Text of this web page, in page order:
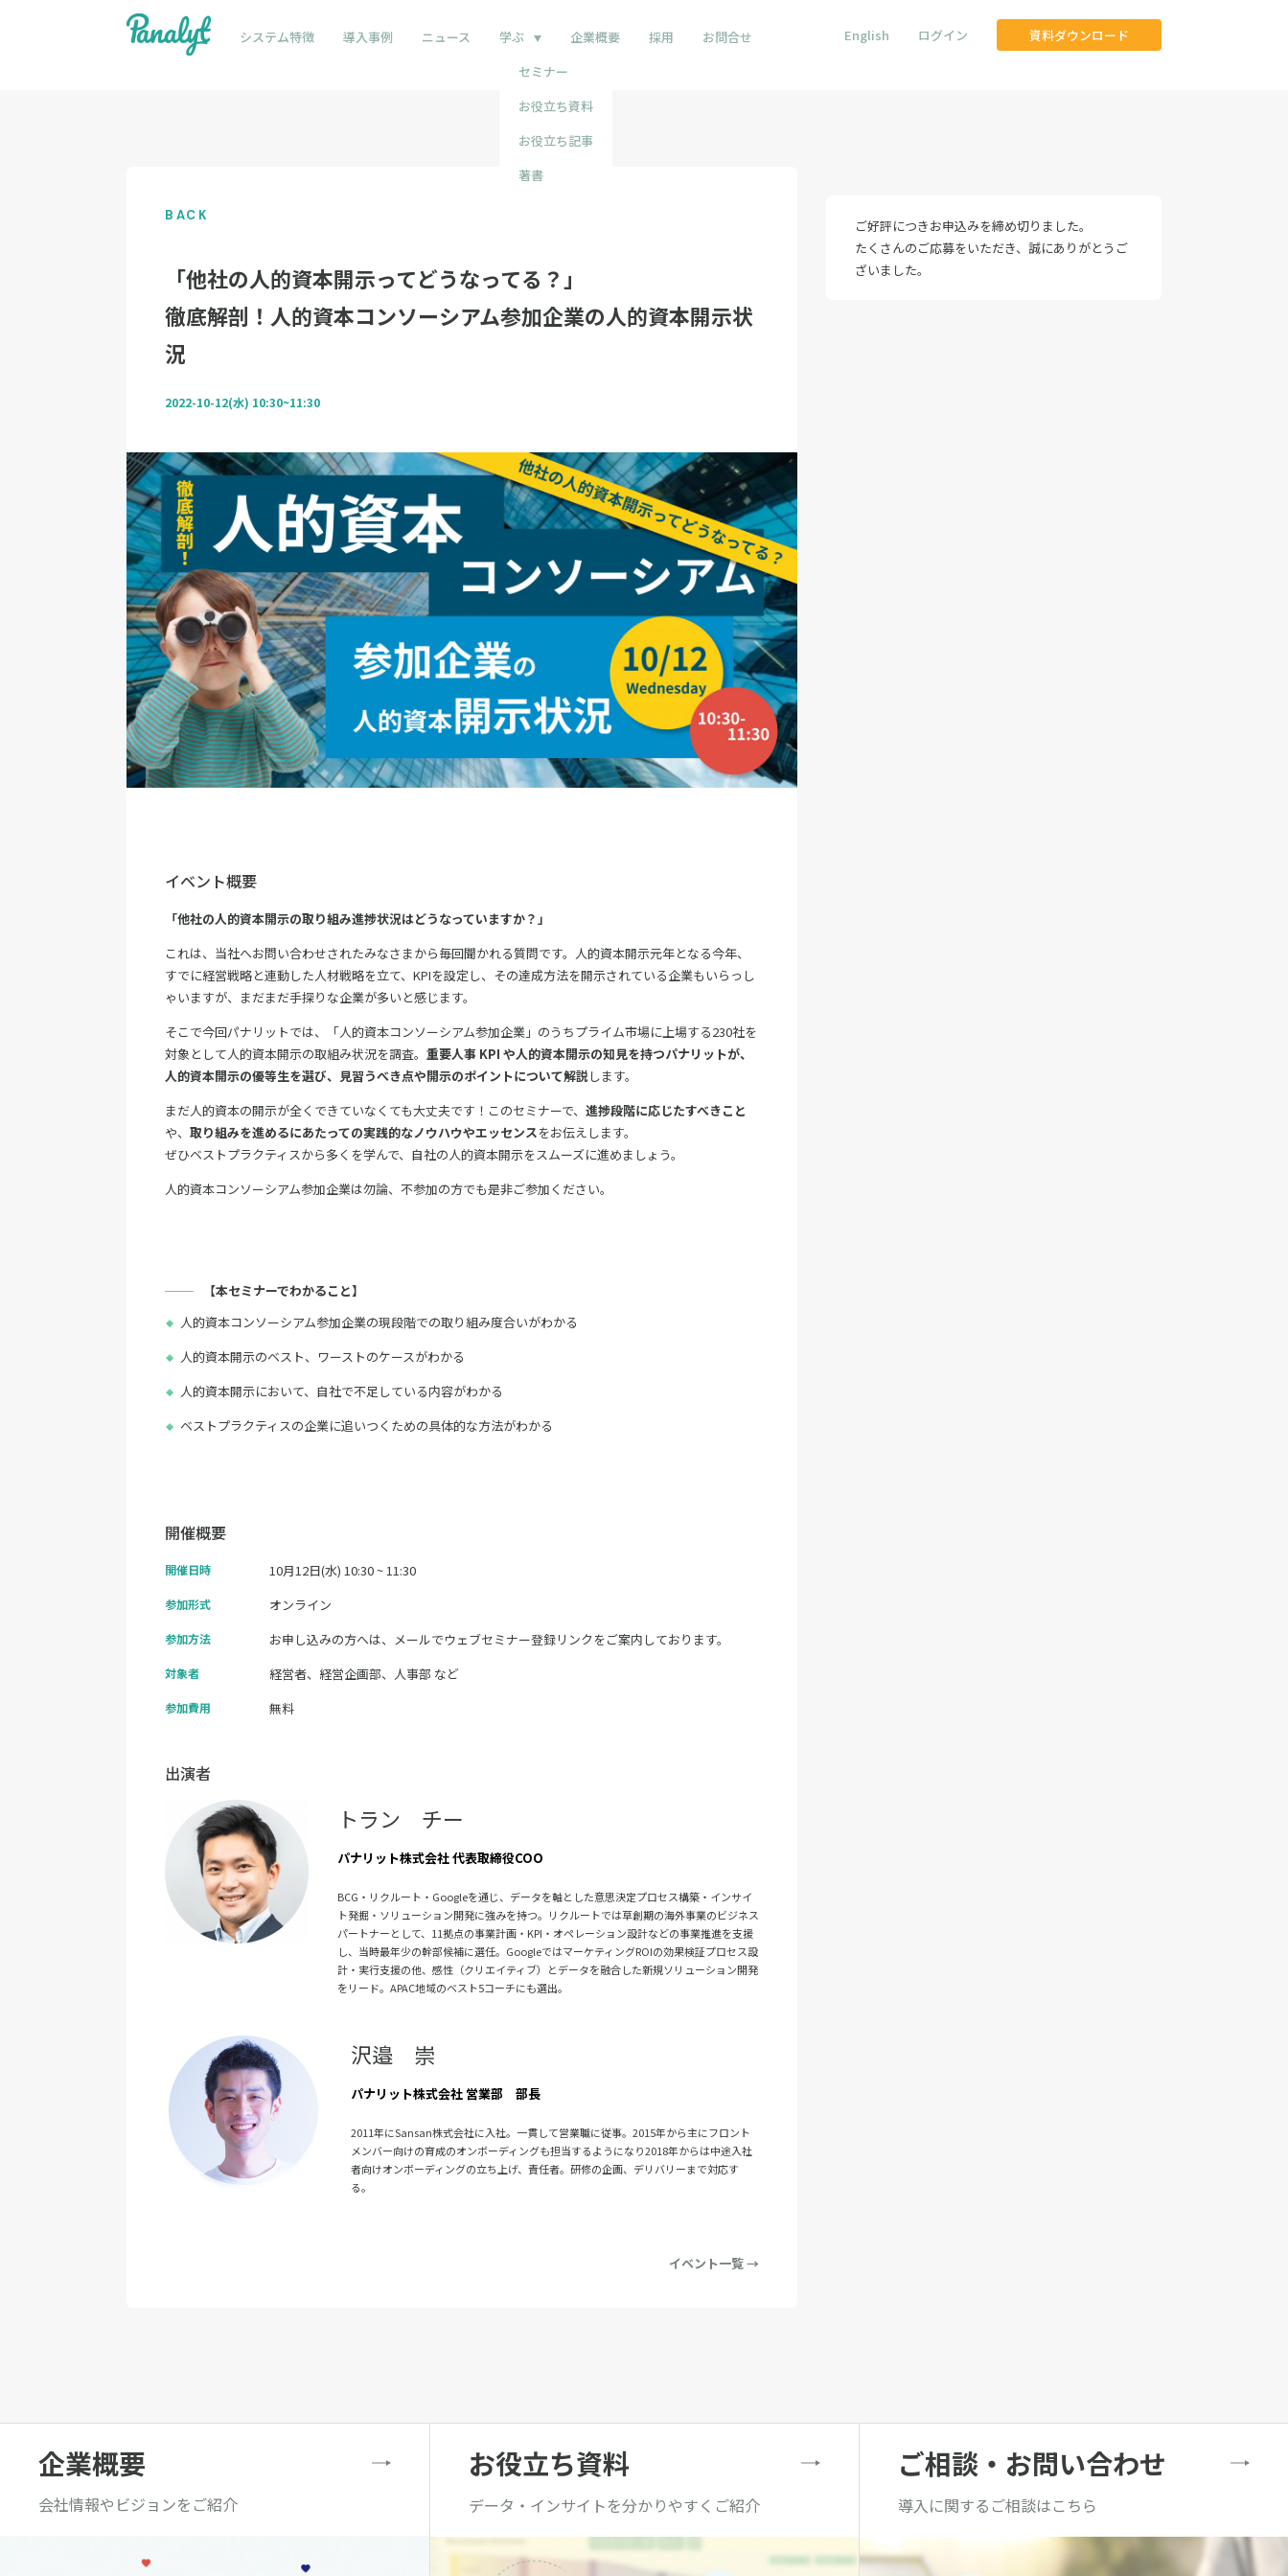
システム特徴 導入事例 ニュース
学ぶ
セミナー
お役立ち資料
お役立ち記事
著書
企業概要 採用 お問合せ English ログイン 資料ダウンロード
BACK
「他社の人的資本開示ってどうなってる？」
徹底解剖！人的資本コンソーシアム参加企業の人的資本開示状
況
2022-10-12(水) 10:30~11:30
イベント概要
「他社の人的資本開示の取り組み進捗状況はどうなっていますか？」
これは、当社へお問い合わせされたみなさまから毎回聞かれる質問です。人的資本開示元年となる今年、
すでに経営戦略と連動した人材戦略を立て、KPIを設定し、その達成方法を開示されている企業もいらっし
ゃいますが、まだまだ手探りな企業が多いと感じます。
そこで今回パナリットでは、「人的資本コンソーシアム参加企業」のうちプライム市場に上場する230社を
対象として人的資本開示の取組み状況を調査。 重要人事 KPI や人的資本開示の知見を持つパナリットが、
人的資本開示の優等生を選び、見習うべき点や開示のポイントについて解説 します。
まだ人的資本の開示が全くできていなくても大丈夫です！このセミナーで、 進捗段階に応じたすべきこと
や、 取り組みを進めるにあたっての実践的なノウハウやエッセンスをお伝えします。
ぜひベストプラクティスから多くを学んで、自社の人的資本開示をスムーズに進めましょう。
人的資本コンソーシアム参加企業は勿論、不参加の方でも是非ご参加ください。
【本セミナーでわかること】
人的資本コンソーシアム参加企業の現段階での取り組み度合いがわかる
人的資本開示のベスト、ワーストのケースがわかる
人的資本開示において、自社で不足している内容がわかる
ベストプラクティスの企業に追いつくための具体的な方法がわかる
開催概要
開催日時 10月12日(水) 10:30 ~ 11:30
参加形式 オンライン
参加方法 お申し込みの方へは、メールでウェブセミナー登録リンクをご案内しております。
対象者 経営者、経営企画部、人事部 など
参加費用 無料
出演者
トラン チー
パナリット株式会社 代表取締役COO
BCG・リクルート・Googleを通じ、データを軸とした意思決定プロセス構築・インサイ
ト発掘・ソリューション開発に強みを持つ。リクルートでは草創期の海外事業のビジネス
パートナーとして、11拠点の事業計画・KPI・オペレーション設計などの事業推進を支援
し、当時最年少の幹部候補に選任。GoogleではマーケティングROIの効果検証プロセス設
計・実行支援の他、感性（クリエイティブ）とデータを融合した新規ソリューション開発
をリード。APAC地域のベスト5コーチにも選出。
沢邉 崇
パナリット株式会社 営業部 部長
2011年にSansan株式会社に入社。一貫して営業職に従事。2015年から主にフロント
メンバー向けの育成のオンボーディングも担当するようになり2018年からは中途入社
者向けオンボーディングの立ち上げ、責任者。研修の企画、デリバリーまで対応す
る。
イベント一覧 →
ご好評につきお申込みを締め切りました。
たくさんのご応募をいただき、誠にありがとうご
ざいました。
企業概要
会社情報やビジョンをご紹介
お役立ち資料
データ・インサイトを分かりやすくご紹介
ご相談・お問い合わせ
導入に関するご相談はこちら